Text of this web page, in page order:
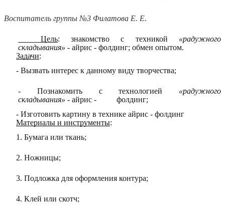
Воспитатель группы №3 Филатова Е. Е.
Цель: знакомство с техникой «радужного
складывания» - айрис - фолдинг; обмен опытом.
Задачи:
- Вызвать интерес к данному виду творчества;
- Познакомить с технологией «радужного
складывания» - айрис - фолдинг;
- Изготовить картину в технике айрис - фолдинг
Материалы и инструменты:
1. Бумага или ткань;
2. Ножницы;
3. Подложка для оформления контура;
4. Клей или скотч;